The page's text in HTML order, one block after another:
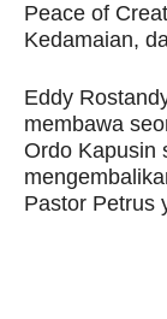
Peace of
Kedamaian,
Eddy
membawa
Ordo Kapusin
Pastor Petrus